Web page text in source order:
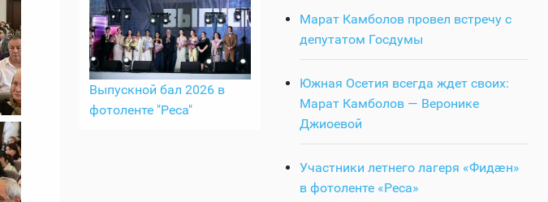
Выпускной бал 2026 в
фотоленте "Реса"
Марат Камболов провел встречу с
депутатом Госдумы
Южная Осетия всегда ждет своих:
Марат Камболов — Веронике
Джиоевой
Участники летнего лагеря «Фидӕн»
в фотоленте «Реса»